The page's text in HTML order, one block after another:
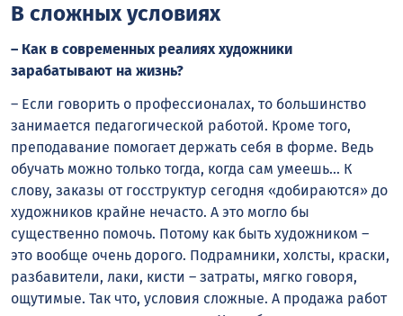
В сложных условиях
– Как в современных реалиях художники
зарабатывают на жизнь?
– Если говорить о профессионалах, то большинство
занимается педагогической работой. Кроме того,
преподавание помогает держать себя в форме. Ведь
обучать можно только тогда, когда сам умеешь… К
слову, заказы от госструктур сегодня «добираются» до
художников крайне нечасто. А это могло бы
существенно помочь. Потому как быть художником –
это вообще очень дорого. Подрамники, холсты, краски,
разбавители, лаки, кисти – затраты, мягко говоря,
ощутимые. Так что, условия сложные. А продажа работ